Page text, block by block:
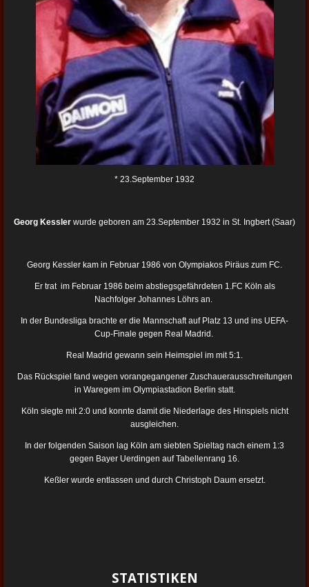
* 23.September 1932
Georg Kessler wurde geboren am 23.September 1932 in St. Ingbert (Saar)
Georg Kessler kam in Februar 1986 von Olympiakos Piräus zum FC.
Er trat im Februar 1986 beim abstiegsgefährdeten 1.FC Köln als
Nachfolger Johannes Löhrs an.
In der Bundesliga brachte er die Mannschaft auf Platz 13 und ins UEFA-
Cup-Finale gegen Real Madrid.
Real Madrid gewann sein Heimspiel im mit 5:1.
Das Rückspiel fand wegen vorangegangener Zuschauerausschreitungen
in Waregem im Olympiastadion Berlin statt.
Köln siegte mit 2:0 und konnte damit die Niederlage des Hinspiels nicht
ausgleichen.
In der folgenden Saison lag Köln am siebten Spieltag nach einem 1:3
gegen Bayer Uerdingen auf Tabellenrang 16.
Keßler wurde entlassen und durch Christoph Daum ersetzt.
STATISTIKEN